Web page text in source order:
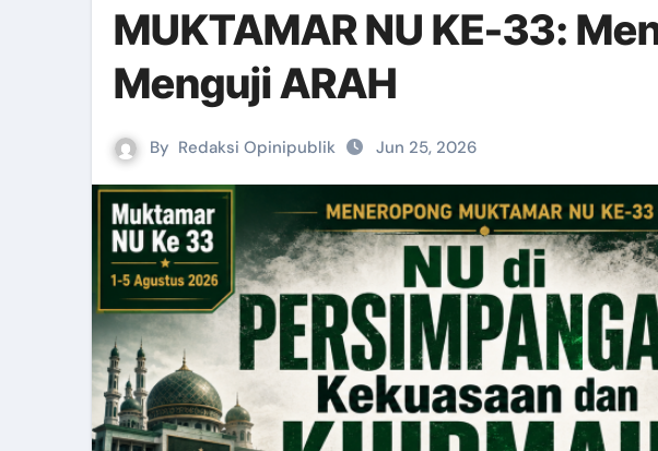
MUKTAMAR NU KE-33:
Menguji ARAH
By Redaksi Opinipublik Jun 25, 2026